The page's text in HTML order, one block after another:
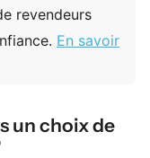
revendeurs
En savoir
un choix de